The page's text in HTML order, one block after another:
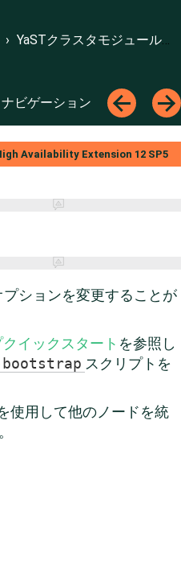
› YaSTクラスタモジュールの使用
ナビゲーション
←
→
Availability Extension 12 SP5
ションを変更することが
イックスタート を参照し
スクリプトを
使用して他のノードを統